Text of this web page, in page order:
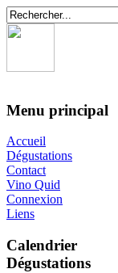
Menu principal
Accueil
Dégustations
Contact
Vino Quid
Connexion
Liens
Calendrier
Dégustations